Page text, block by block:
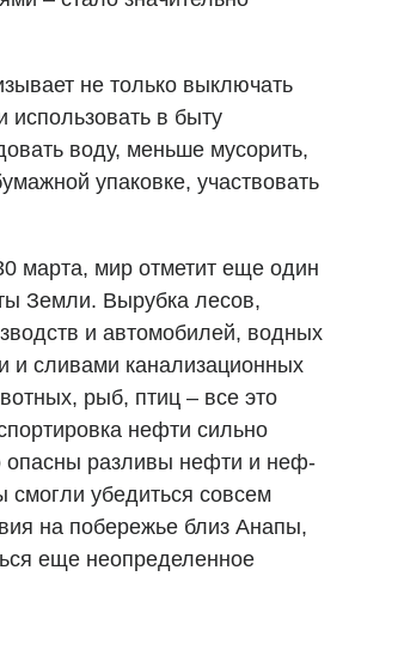
не только выключать
использовать в быту
воду, меньше мусорить,
упаковке, участвовать
марта, мир отметит еще один
Земли. Вырубка лесов,
и автомобилей, водных
сливами канализационных
рыб, птиц – все это
нефти сильно
опасны разливы нефти и неф­
смогли убедиться совсем
на побережье близ Анапы,
еще неопределенное